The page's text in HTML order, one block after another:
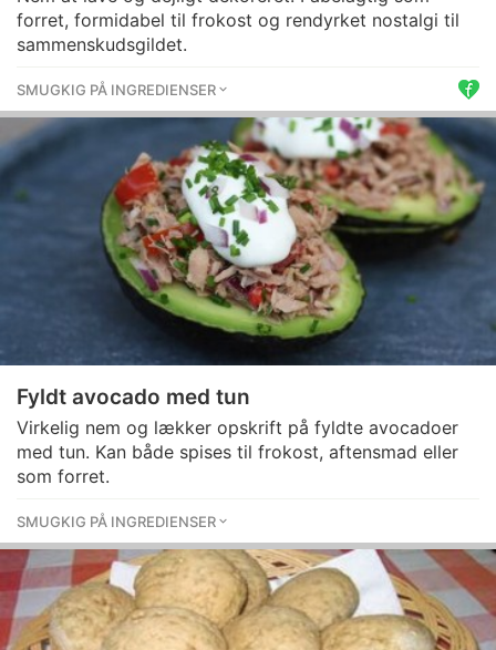
forret, formidabel til frokost og rendyrket nostalgi til
sammenskudsgildet.
SMUGKIG PÅ INGREDIENSER
Fyldt avocado med tun
Virkelig nem og lækker opskrift på fyldte avocadoer
med tun. Kan både spises til frokost, aftensmad eller
som forret.
SMUGKIG PÅ INGREDIENSER